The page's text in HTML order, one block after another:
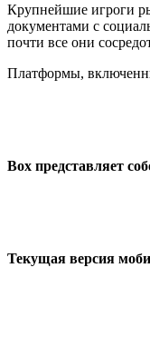
Крупнейшие игроги
документами с
почти все они
Платформы,
Box представляет
Текущая версия